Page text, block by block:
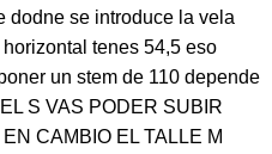
dodne se introduce la vela
tenes 54,5 eso
un stem de 110 depende
S VAS PODER SUBIR
CAMBIO EL TALLE M